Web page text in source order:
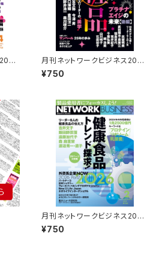
月刊ネットワークビジネス2026
年7月号
¥750
月刊ネットワークビジネス2026
年２月号
¥750